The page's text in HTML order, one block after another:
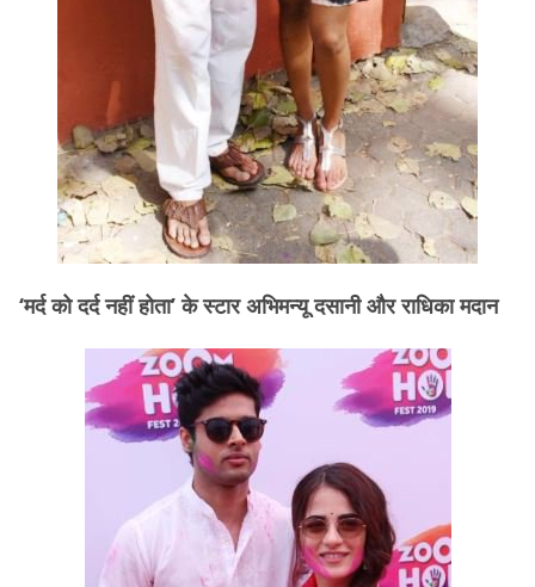
‘मर्द को दर्द नहीं होता’ के स्टार अभिमन्यू दसानी और राधिका मदान